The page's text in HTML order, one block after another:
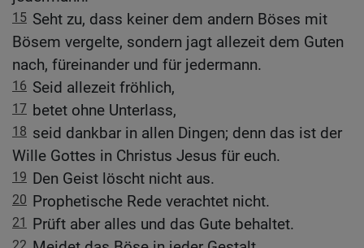
15 Seht zu, dass keiner dem andern Böses mit
Bösem vergelte, sondern jagt allezeit dem Guten
nach, füreinander und für jedermann.
16 Seid allezeit fröhlich,
17 betet ohne Unterlass,
18 seid dankbar in allen Dingen; denn das ist der
Wille Gottes in Christus Jesus für euch.
19 Den Geist löscht nicht aus.
20 Prophetische Rede verachtet nicht.
21 Prüft aber alles und das Gute behaltet.